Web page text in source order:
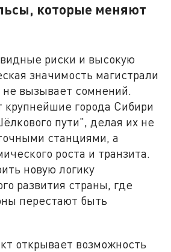
которые меняют
риски и высокую
значимость магистрали
вызывает сомнений.
крупнейшие города Сибири
пути", делая их не
станциями, а
роста и транзита.
новую логику
развития страны, где
перестают быть
открывает возможность